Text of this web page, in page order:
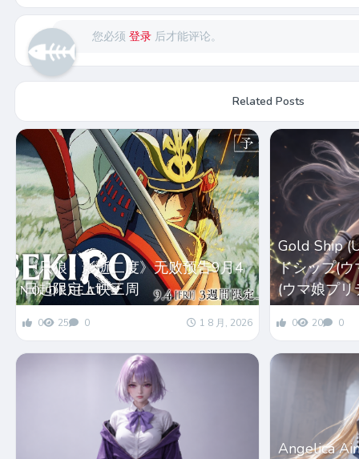
您必须登录 后才能评论。
Related Posts
《只狼：影逝二度》无败预告9月4
日起限定上映三周
0 25 0 1 8 月, 2026
Gold Ship
ドシップ(
(ウマ娘プ
0 20 0
Angelica